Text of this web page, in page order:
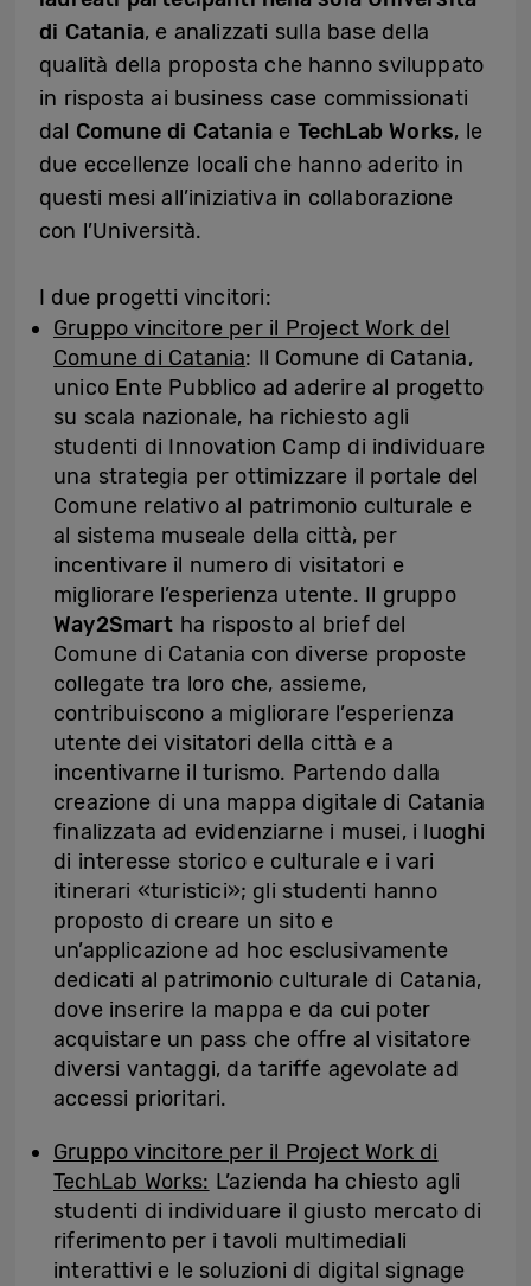
di Catania, e analizzati sulla base della
qualità della proposta che hanno sviluppato
in risposta ai business case commissionati
dal Comune di Catania e TechLab Works, le
due eccellenze locali che hanno aderito in
questi mesi all’iniziativa in collaborazione
con l’Università.
I due progetti vincitori:
Gruppo vincitore per il Project Work del
Comune di Catania: Il Comune di Catania,
unico Ente Pubblico ad aderire al progetto
su scala nazionale, ha richiesto agli
studenti di Innovation Camp di individuare
una strategia per ottimizzare il portale del
Comune relativo al patrimonio culturale e
al sistema museale della città, per
incentivare il numero di visitatori e
migliorare l’esperienza utente. Il gruppo
Way2Smart ha risposto al brief del
Comune di Catania con diverse proposte
collegate tra loro che, assieme,
contribuiscono a migliorare l’esperienza
utente dei visitatori della città e a
incentivarne il turismo. Partendo dalla
creazione di una mappa digitale di Catania
finalizzata ad evidenziarne i musei, i luoghi
di interesse storico e culturale e i vari
itinerari «turistici»; gli studenti hanno
proposto di creare un sito e
un’applicazione ad hoc esclusivamente
dedicati al patrimonio culturale di Catania,
dove inserire la mappa e da cui poter
acquistare un pass che offre al visitatore
diversi vantaggi, da tariffe agevolate ad
accessi prioritari.
Gruppo vincitore per il Project Work di
TechLab Works: L’azienda ha chiesto agli
studenti di individuare il giusto mercato di
riferimento per i tavoli multimediali
interattivi e le soluzioni di digital signage